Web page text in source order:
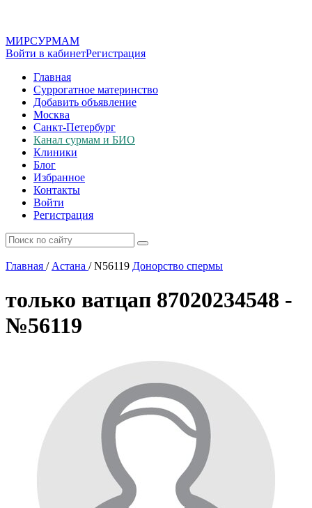
МИРСУРМАМ
Войти в кабинетРегистрация
Главная
Суррогатное материнство
Добавить объявление
Москва
Санкт-Петербург
Канал сурмам и БИО
Клиники
Блог
Избранное
Контакты
Войти
Регистрация
Главная / Астана /N56119 Донорство спермы
только ватцап 87020234548 -
№56119